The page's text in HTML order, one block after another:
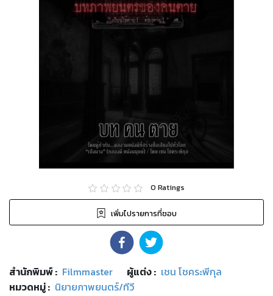
0 Ratings
เพิ่มไปรายการที่ชอบ
สำนักพิมพ์: Filmmaster ผู้แต่ง : เชน โชคระพีกุล
หมวดหมู่: นิยายภาพยนตร์/ทีวี